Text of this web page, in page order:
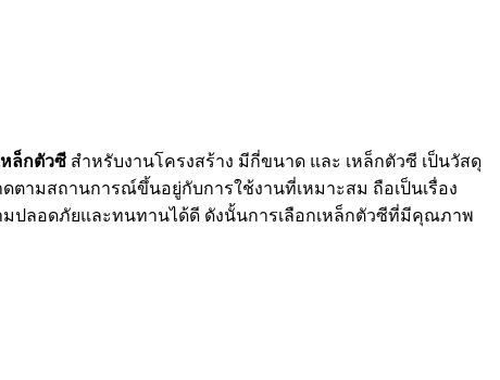
หล็กตัวซี สำหรับงานโครงสร้าง มีกี่ขนาด และ เหล็กตัวซี เป็นวัสดุ
ตามสถานการณ์ขึ้นอยู่กับการใช้งานที่เหมาะสม ถือเป็นเรื่อง
ปลอดภัยและทนทานได้ดี ดังนั้นการเลือกเหล็กตัวซีที่มีคุณภาพ